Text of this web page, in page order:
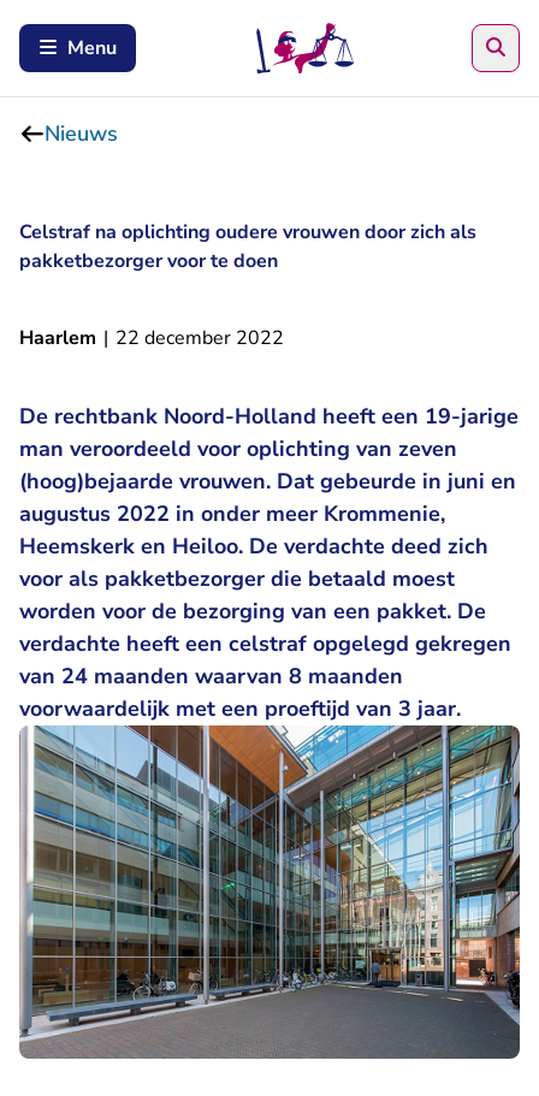
Menu
Nieuws
Celstraf na oplichting oudere vrouwen door zich als
pakketbezorger voor te doen
Haarlem | 22 december 2022
De rechtbank Noord-Holland heeft een 19-jarige
man veroordeeld voor oplichting van zeven
(hoog)bejaarde vrouwen. Dat gebeurde in juni en
augustus 2022 in onder meer Krommenie,
Heemskerk en Heiloo. De verdachte deed zich
voor als pakketbezorger die betaald moest
worden voor de bezorging van een pakket. De
verdachte heeft een celstraf opgelegd gekregen
van 24 maanden waarvan 8 maanden
voorwaardelijk met een proeftijd van 3 jaar.